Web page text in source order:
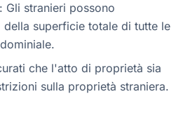
Gli stranieri possono
superficie totale di tutte le
che l'atto di proprietà sia
sulla proprietà straniera.